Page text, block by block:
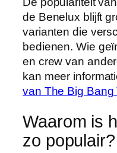
de Benelux blijft
varianten die
bedienen. Wie
en crew van
kan meer
van The Big Bang
Waarom is
zo populair?